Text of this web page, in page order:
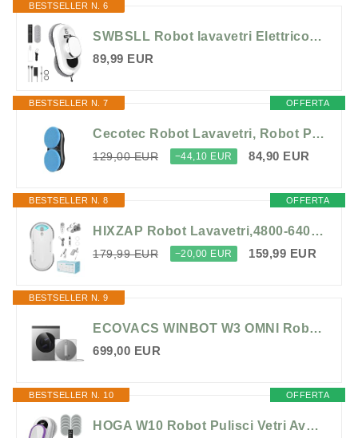
BESTSELLER N. 6
SWBSLL Robot lavavetri Elettrico, Pulisci Vetri Automatico 5600Pa
89,99 EUR
OFFERTA
BESTSELLER N. 7
Cecotec Robot Lavavetri, Robot Pulisci Vetri Conga Windroid W10 DoubleSpray.Spruzza Pulisce e Asciuga, 2 Panni, Doppio Spray, 4 Modalità, Serbatoio 50ml, Motore Digitale, Cavo 7,5m per Vetri Brillanti
129,00 EUR −44,10 EUR 84,90 EUR
OFFERTA
BESTSELLER N. 8
HIXZAP Robot Lavavetri,4800-6400pa Robot Lavavetri Automatico con Doppio Getto D'acqua,3 Modalità di Pulizia,Rilevamento Intelligente dei Bordi,Telecomandoe 10 Panni (Bianco)
179,99 EUR −20,00 EUR 159,99 EUR
BESTSELLER N. 9
ECOVACS WINBOT W3 OMNI Robot Lavavetri con Stazione Multifunzione, Lavaggio Automatico del Panno, Pulizia Intelligente fino al Bordo, Nebulizzazione a Triplo Ugello, Controllo tramite App
699,00 EUR
OFFERTA
BESTSELLER N. 10
HOGA W10 Robot Pulisci Vetri Avanzato con Corda di Sicurezza, Telecomando e 10 Panni di Pulizia - Leggero, Efficiente e Sicuro per la Pulizia Automatica dei Vetri